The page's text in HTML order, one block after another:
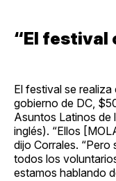
“El festival
El festival se
gobierno de DC,
Asuntos Latinos de
inglés). “Ellos
dijo Corrales. “Pero
todos los
estamos hablando